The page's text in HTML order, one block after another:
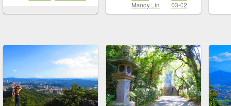
Mandy Lin
03-02